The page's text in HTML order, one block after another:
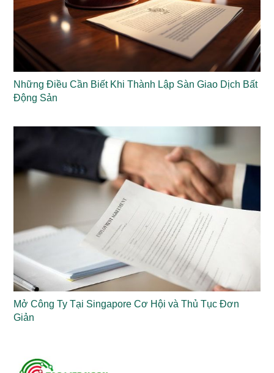
Những Điều Cần Biết Khi Thành Lập Sàn Giao Dịch Bất
Động Sản
Mở Công Ty Tại Singapore Cơ Hội và Thủ Tục Đơn
Giản